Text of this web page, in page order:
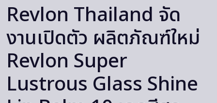
Revlon Thailand จัด
งานเปิดตัว ผลิตภัณฑ์ใหม่
Revlon Super
Lustrous Glass Shine